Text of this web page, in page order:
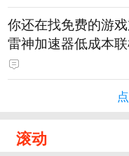
你还在找免费的游
雷神加速器低成本
免费试用
滚动